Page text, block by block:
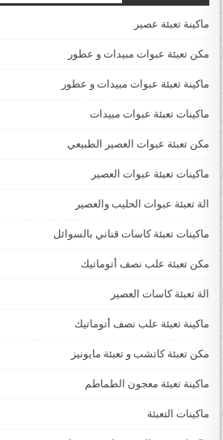
ماكينة تعبئة عصير
مكن تعبئة عبوات مبيدات و عطور
ماكينة تعبئة عبوات مبيدات و عطور
ماكينات تعبئة عبوات مبيدات
مكن تعبئة عبوات العصير الطبيعي
ماكينات تعبئة عبوات العصير
الة تعبئة عبوات الحليب والعصير
ماكينات تعبئة كاسات قناني بالسوائل
مكن تعبئة علب نصف أتوماتيك
الة تعبئة كاسات العصير
ماكينة تعبئة علب نصف أتوماتيك
مكن تعبئة كاتشب و تعبئة مايونيز
ماكينة تعبئة معجون الطماطم
ماكينات التعبئة